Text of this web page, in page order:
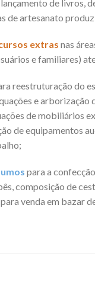
de livros,
de artesanato
extras nas
e familiares)
reestruturação do
e arborização
de mobiliários
de equipamentos
para a
composição de
venda em bazar